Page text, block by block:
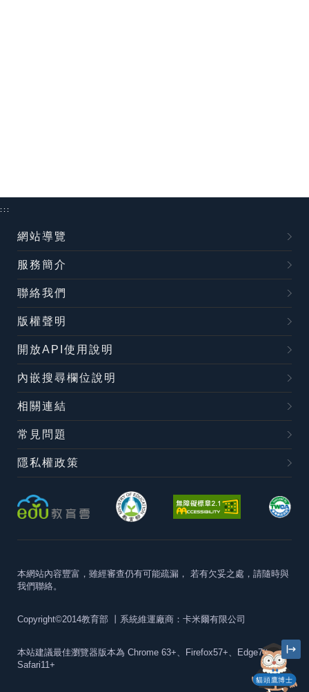
貓頭鷹博士
:::
網站導覽
服務簡介
聯絡我們
版權聲明
開放API使用說明
內嵌搜尋欄位說明
相關連結
常見問題
隱私權政策
本網站內容豐富，雖經審查仍有可能疏漏， 若有欠妥之處，請隨時與
我們聯絡。
Copyright©2014教育部 丨系統維運廠商：卡米爾有限公司
本站建議最佳瀏覽器版本為 Chrome 63+、Firefox57+、Edge79+及
Safari11+